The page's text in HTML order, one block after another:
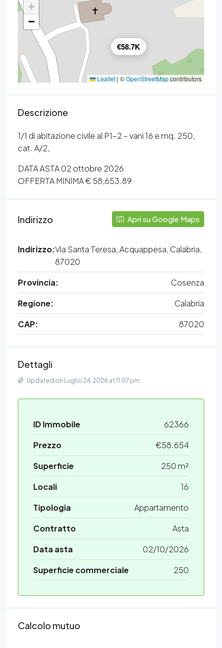
€58.7K
+
−
Leaflet | ©OpenStreetMapcontributors
Descrizione
1/1 di abitazione civile al P1-2 – vani 16 e mq. 250,
cat. A/2,
DATA ASTA 02 ottobre 2026
OFFERTA MINIMA € 58,653.89
Indirizzo Apri su Google Maps
Indirizzo:Via Santa Teresa, Acquappesa, Calabria,
87020
Provincia:
Cosenza
Regione:
Calabria
CAP:
87020
Dettagli
Updated on Luglio 24, 2026 at 11:07 pm
ID Immobile
62366
Prezzo
€58.654
Superficie
250 m²
Locali
16
Tipologia
Appartamento
Contratto
Asta
Data asta
02/10/2026
Superficie commerciale
250
Calcolo mutuo